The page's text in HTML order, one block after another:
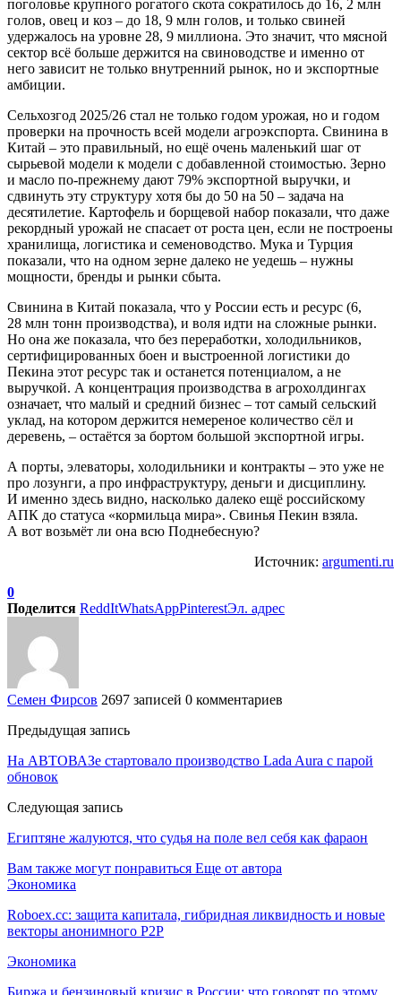
поголовье крупного рогатого скота сократилось до 16, 2 млн
голов, овец и коз – до 18, 9 млн голов, и только свиней
удержалось на уровне 28, 9 миллиона. Это значит, что мясной
сектор всё больше держится на свиноводстве и именно от
него зависит не только внутренний рынок, но и экспортные
амбиции.
Сельхозгод 2025/26 стал не только годом урожая, но и годом
проверки на прочность всей модели агроэкспорта. Свинина в
Китай – это правильный, но ещё очень маленький шаг от
сырьевой модели к модели с добавленной стоимостью. Зерно
и масло по-прежнему дают 79% экспортной выручки, и
сдвинуть эту структуру хотя бы до 50 на 50 – задача на
десятилетие. Картофель и борщевой набор показали, что даже
рекордный урожай не спасает от роста цен, если не построены
хранилища, логистика и семеноводство. Мука и Турция
показали, что на одном зерне далеко не уедешь – нужны
мощности, бренды и рынки сбыта.
Свинина в Китай показала, что у России есть и ресурс (6,
28 млн тонн производства), и воля идти на сложные рынки.
Но она же показала, что без переработки, холодильников,
сертифицированных боен и выстроенной логистики до
Пекина этот ресурс так и останется потенциалом, а не
выручкой. А концентрация производства в агрохолдингах
означает, что малый и средний бизнес – тот самый сельский
уклад, на котором держится немереное количество сёл и
деревень, – остаётся за бортом большой экспортной игры.
А порты, элеваторы, холодильники и контракты – это уже не
про лозунги, а про инфраструктуру, деньги и дисциплину.
И именно здесь видно, насколько далеко ещё российскому
АПК до статуса «кормильца мира». Свинья Пекин взяла.
А вот возьмёт ли она всю Поднебесную?
Источник: argumenti.ru
0
Поделится ReddItWhatsAppPinterestЭл. адрес
Семен Фирсов 2697 записей 0 комментариев
Предыдущая запись
На АВТОВАЗе стартовало производство Lada Aura с парой
обновок
Следующая запись
Египтяне жалуются, что судья на поле вел себя как фараон
Вам также могут понравиться Еще от автора
Экономика
Roboex.cc: защита капитала, гибридная ликвидность и новые
векторы анонимного P2P
Экономика
Биржа и бензиновый кризис в России: что говорят по этому